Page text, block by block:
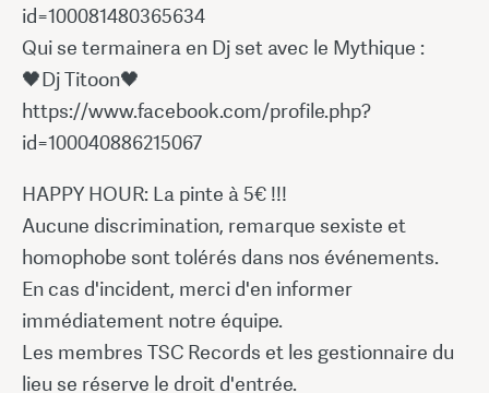
id=100081480365634
Qui se termainera en Dj set avec le Mythique :
🖤Dj Titoon🖤
https://www.facebook.com/profile.php?
id=100040886215067
HAPPY HOUR: La pinte à 5€ !!!
Aucune discrimination, remarque sexiste et
homophobe sont tolérés dans nos événements.
En cas d'incident, merci d'en informer
immédiatement notre équipe.
Les membres TSC Records et les gestionnaire du
lieu se réserve le droit d'entrée.